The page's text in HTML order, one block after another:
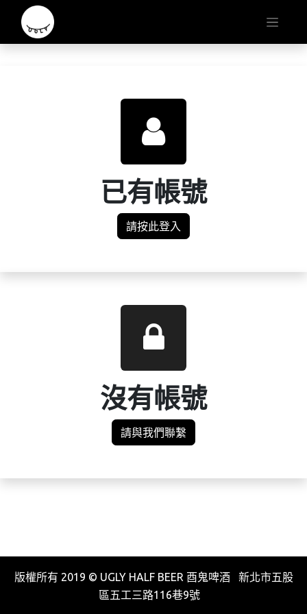
已有帳號
請按此登入
沒有帳號
請與我們聯繫
版權所有 2019 © UGLY HALF BEER 酉鬼啤酒 新北市五股
區五工三路116巷9號